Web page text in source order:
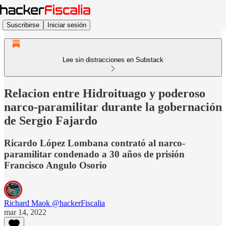
Suscribirse Iniciar sesión
Lee sin distracciones en Substack
Relacion entre Hidroituago y poderoso
narco-paramilitar durante la gobernación
de Sergio Fajardo
Ricardo López Lombana contrató al narco-
paramilitar condenado a 30 años de prisión
Francisco Angulo Osorio
Richard Maok @hackerFiscalia
mar 14, 2022